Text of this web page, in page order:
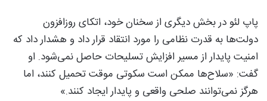
پاپ لئو در بخش دیگری از سخنان خود، اتکای روزافزون
دولت‌ها به قدرت نظامی را مورد انتقاد قرار داد و هشدار داد که
امنیت پایدار از مسیر افزایش تسلیحات حاصل نمی‌شود. او
گفت: «سلاح‌ها ممکن است سکوتی موقت تحمیل کنند، اما
هرگز نمی‌توانند صلحی واقعی و پایدار ایجاد کنند.»